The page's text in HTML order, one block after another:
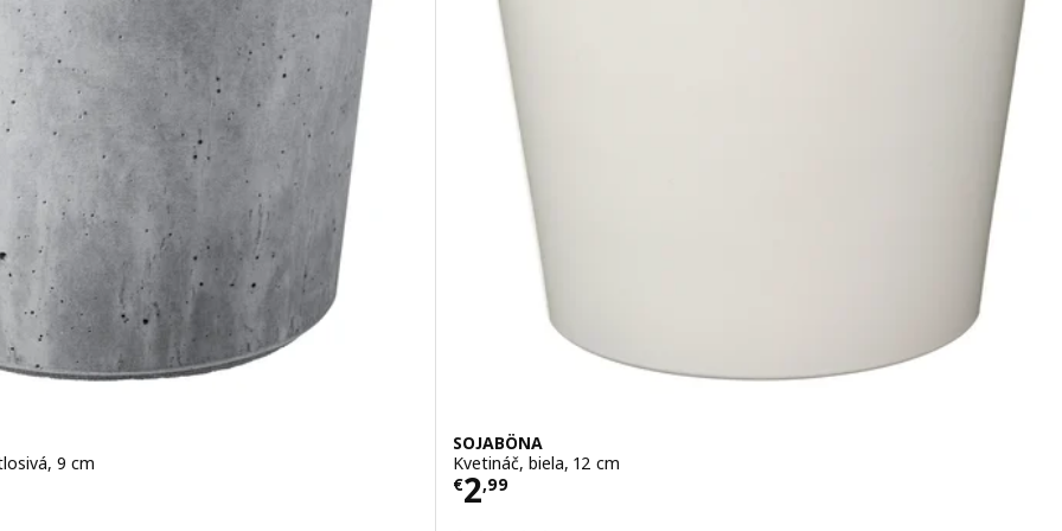
9 cm
SOJABÖNA
Kvetináč, biela, 12 cm
€2,99
Cena € 2,99